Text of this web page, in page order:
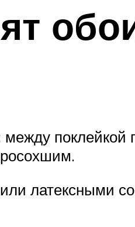
поклейкой
латексными